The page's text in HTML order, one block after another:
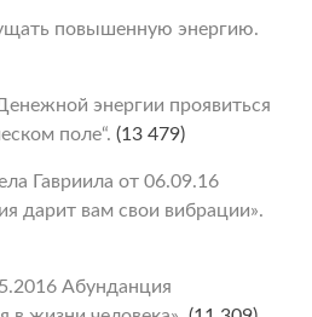
повышенную энергию.
энергии проявиться
поле“. (13 479)
Гавриила от 06.09.16
дарит вам свои вибрации».
Абунданция